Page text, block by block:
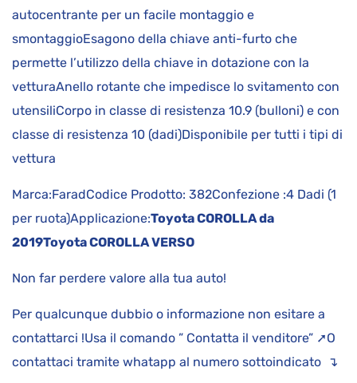
autocentrante per un facile montaggio e
smontaggioEsagono della chiave anti-furto che
permette l’utilizzo della chiave in dotazione con la
vetturaAnello rotante che impedisce lo svitamento con
utensiliCorpo in classe di resistenza 10.9 (bulloni) e con
classe di resistenza 10 (dadi)Disponibile per tutti i tipi di
vettura
Marca:FaradCodice Prodotto: 382Confezione :4 Dadi (1
per ruota)Applicazione:Toyota COROLLA da
2019Toyota COROLLA VERSO
Non far perdere valore alla tua auto!
Per qualcunque dubbio o informazione non esitare a
contattarci !Usa il comando ” Contatta il venditore” ➚O
contattaci tramite whatapp al numero sottoindicato ↴